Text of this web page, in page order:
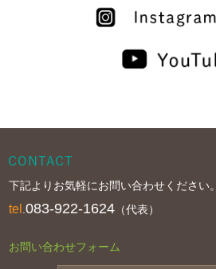
下記よりお気軽にお問い合わせください。
tel .083-922-1624 （代表）
お問い合わせフォーム